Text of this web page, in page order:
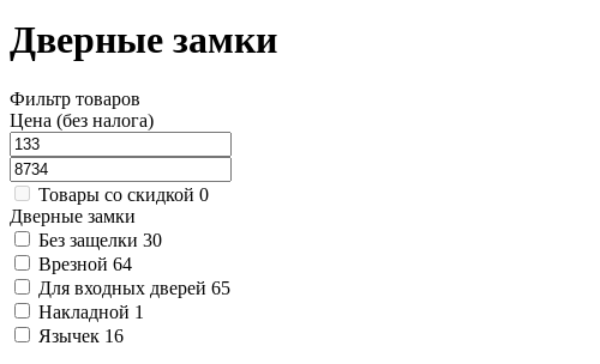
Дверные замки
Фильтр товаров
Цена (без налога)
Товары со скидкой 0
Дверные замки
Без защелки 30
Врезной 64
Для входных дверей 65
Накладной 1
Язычек 16